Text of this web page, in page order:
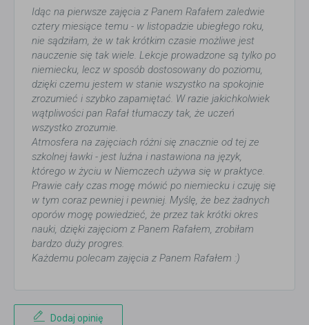
Idąc na pierwsze zajęcia z Panem Rafałem zaledwie
cztery miesiące temu - w listopadzie ubiegłego roku,
nie sądziłam, że w tak krótkim czasie możliwe jest
nauczenie się tak wiele. Lekcje prowadzone są tylko po
niemiecku, lecz w sposób dostosowany do poziomu,
dzięki czemu jestem w stanie wszystko na spokojnie
zrozumieć i szybko zapamiętać. W razie jakichkolwiek
wątpliwości pan Rafał tłumaczy tak, że uczeń
wszystko zrozumie.
Atmosfera na zajęciach różni się znacznie od tej ze
szkolnej ławki - jest luźna i nastawiona na język,
którego w życiu w Niemczech używa się w praktyce.
Prawie cały czas mogę mówić po niemiecku i czuję się
w tym coraz pewniej i pewniej. Myślę, że bez żadnych
oporów mogę powiedzieć, że przez tak krótki okres
nauki, dzięki zajęciom z Panem Rafałem, zrobiłam
bardzo duży progres.
Każdemu polecam zajęcia z Panem Rafałem :)
Dodaj opinię